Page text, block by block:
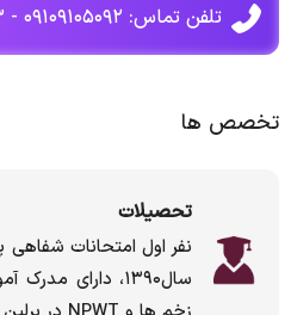
تلفن تماس: ۰۹۱۰۹۱۰۵۰۹۲ - ۰۹۱۰۹۱۰۵۰۹۳
تخصص ها
تحصیلات
نفر اول امتحانات
سال۱۳۹۰، دارای